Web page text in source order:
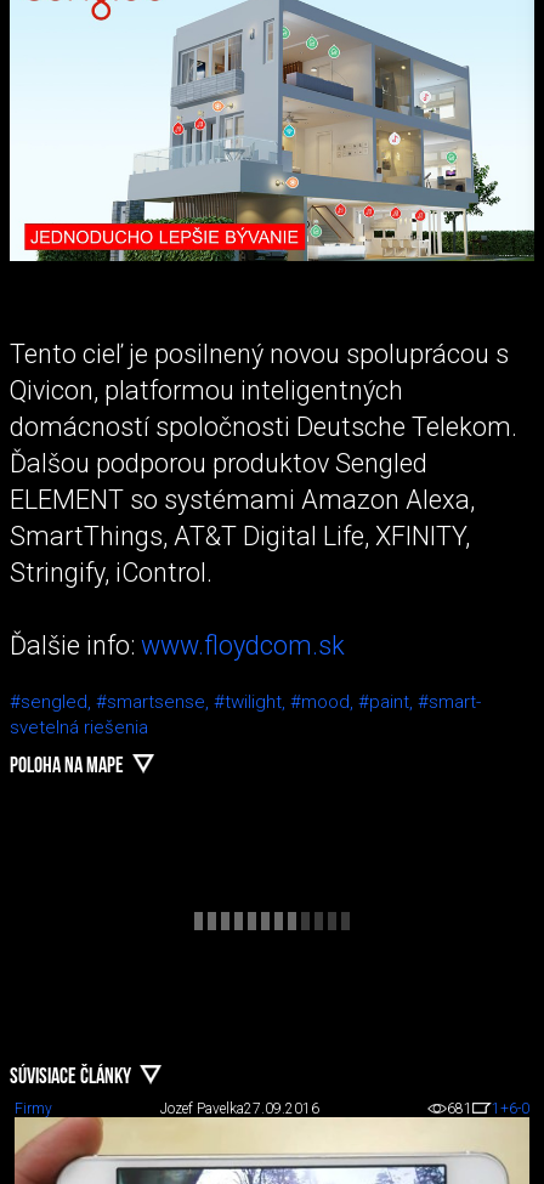
Tento cieľ je posilnený novou spoluprácou s
Qivicon, platformou inteligentných
domácností spoločnosti Deutsche Telekom.
Ďalšou podporou produktov Sengled
ELEMENT so systémami Amazon Alexa,
SmartThings, AT&T Digital Life, XFINITY,
Stringify, iControl.
Ďalšie info: www.floydcom.sk
#sengled, #smartsense, #twilight, #mood, #paint, #smart-
svetelná riešenia
POLOHA NA MAPE
SÚVISIACE ČLÁNKY
Firmy Jozef Pavelka27.09.2016 681 1 +6-0